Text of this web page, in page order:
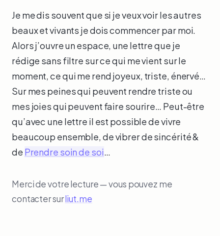
Je me dis souvent que si je veux voir les autres
beaux et vivants je dois commencer par moi.
Alors j’ouvre un espace, une lettre que je
rédige sans filtre sur ce qui me vient sur le
moment, ce qui me rend joyeux, triste, énervé…
Sur mes peines qui peuvent rendre triste ou
mes joies qui peuvent faire sourire… Peut-être
qu’avec une lettre il est possible de vivre
beaucoup ensemble, de vibrer de sincérité &
de Prendre soin de soi…
Merci de votre lecture — vous pouvez me
contacter surliut.me